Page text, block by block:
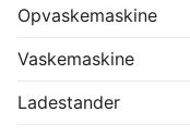
Opvaskemaskine
Vaskemaskine
Ladestander